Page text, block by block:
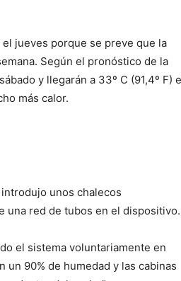
jueves porque se preve que la
Según el pronóstico de la
y llegarán a 33º C (91,4º F)
más calor.
unos chalecos
una red de tubos en el dispositivo.
el sistema voluntariamente en
un 90% de humedad y las cabinas